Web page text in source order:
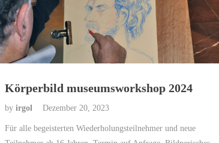
Körperbild museumsworkshop 2024
by irgol Dezember 20, 2023
Für alle begeisterten Wiederholungsteilnehmer und neue